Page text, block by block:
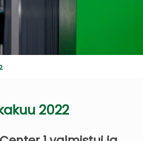
2022